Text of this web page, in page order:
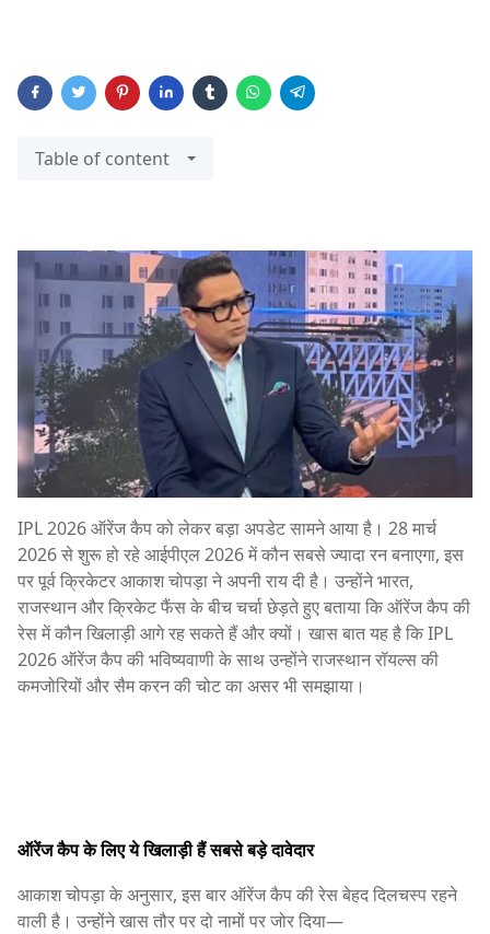
Table of content
IPL 2026 ऑरेंज कैप को लेकर बड़ा अपडेट सामने आया है। 28 मार्च
2026 से शुरू हो रहे आईपीएल 2026 में कौन सबसे ज्यादा रन बनाएगा, इस
पर पूर्व क्रिकेटरआकाश चोपड़ाने अपनी राय दी है। उन्होंने भारत,
राजस्थान और क्रिकेट फैंस के बीच चर्चा छेड़ते हुए बताया कि ऑरेंज कैप की
रेस में कौन खिलाड़ी आगे रह सकते हैं और क्यों। खास बात यह है कि IPL
2026 ऑरेंज कैप की भविष्यवाणी के साथ उन्होंने राजस्थान रॉयल्स की
कमजोरियों और सैम करन की चोट का असर भी समझाया।
ऑरेंज कैप के लिए ये खिलाड़ी हैं सबसे बड़े दावेदार
आकाश चोपड़ा के अनुसार, इस बार ऑरेंज कैप की रेस बेहद दिलचस्प रहने
वाली है। उन्होंने खास तौर पर दो नामों पर जोर दिया—